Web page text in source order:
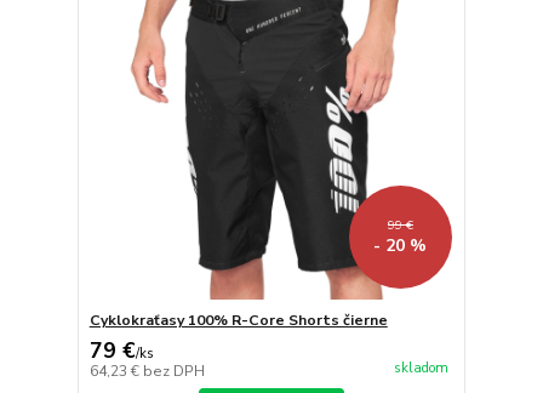
99 €
- 20 %
Cyklokraťasy 100% R-Core Shorts čierne
79 €/ks
64,23 € bez DPH skladom